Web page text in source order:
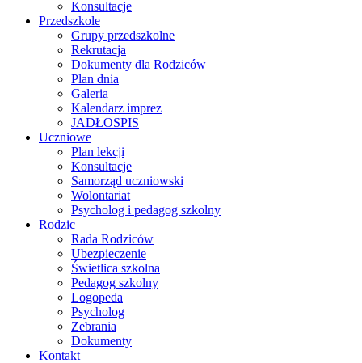
Konsultacje
Przedszkole
Grupy przedszkolne
Rekrutacja
Dokumenty dla Rodziców
Plan dnia
Galeria
Kalendarz imprez
JADŁOSPIS
Uczniowe
Plan lekcji
Konsultacje
Samorząd uczniowski
Wolontariat
Psycholog i pedagog szkolny
Rodzic
Rada Rodziców
Ubezpieczenie
Świetlica szkolna
Pedagog szkolny
Logopeda
Psycholog
Zebrania
Dokumenty
Kontakt